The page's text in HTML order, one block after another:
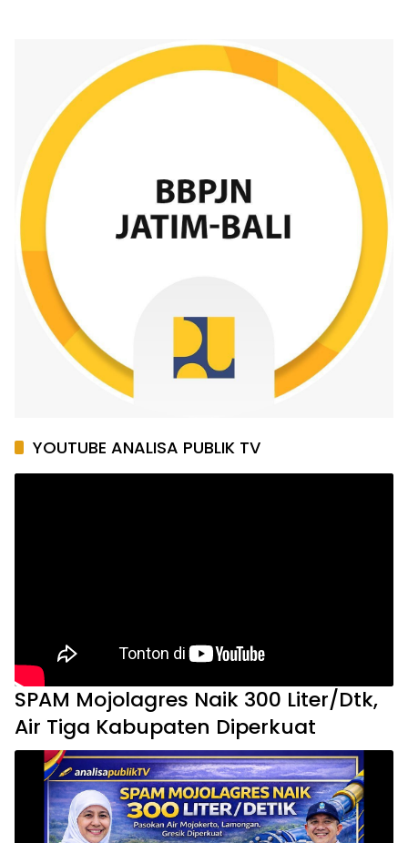
YOUTUBE ANALISA PUBLIK TV
SPAM Mojolagres Naik 300 Liter/Dtk,
Air Tiga Kabupaten Diperkuat